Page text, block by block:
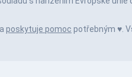
poskytuje pomoc potřebným ♥️.